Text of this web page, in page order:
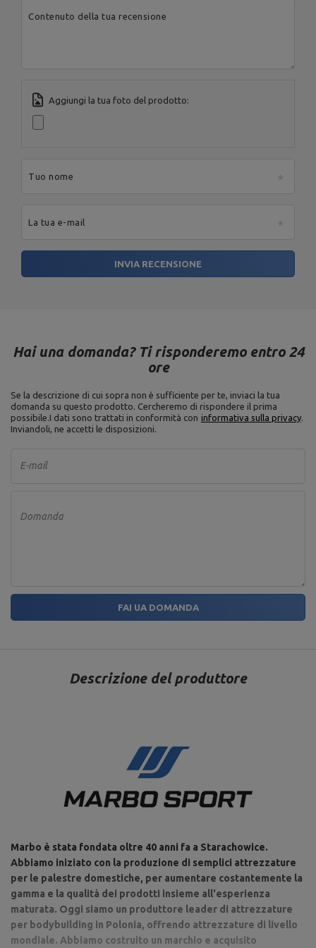
Spółka Komandytowa
Contenuto della tua recensione
Aggiungi la tua foto del prodotto:
Tuo nome
La tua e-mail
INVIA RECENSIONE
Hai una domanda? Ti risponderemo entro 24
ore
Se la descrizione di cui sopra non è sufficiente per te, inviaci la tua
domanda su questo prodotto. Cercheremo di rispondere il prima
possibile.I dati sono trattati in conformità con informativa sulla privacy.
Inviandoli, ne accetti le disposizioni.
E-mail
Domanda
FAI UA DOMANDA
Descrizione del produttore
Marbo è stata fondata oltre 40 anni fa a Starachowice.
Abbiamo iniziato con la produzione di semplici attrezzature
per le palestre domestiche, per aumentare costantemente la
gamma e la qualità dei prodotti insieme all'esperienza
maturata. Oggi siamo un produttore leader di attrezzature
per bodybuilding in Polonia, offrendo attrezzature di livello
mondiale. Abbiamo costruito un marchio e acquisito